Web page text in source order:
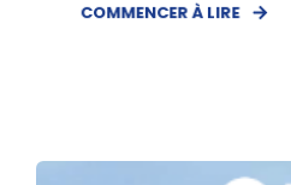
COMMENCER À LIRE